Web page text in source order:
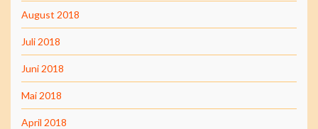
August 2018
Juli 2018
Juni 2018
Mai 2018
April 2018